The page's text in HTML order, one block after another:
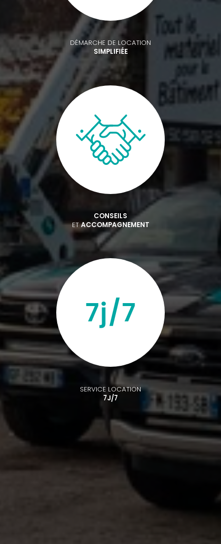
DÉMARCHE DE LOCATION
SIMPLIFIÉE
CONSEILS
ETACCOMPAGNEMENT
SERVICE LOCATION
7J/7